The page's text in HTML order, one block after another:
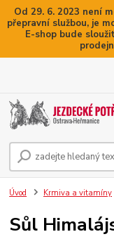
Od 29. 6. 2023 není
přepravní službou, je
E-shop bude
Úvod Krmiva a vitamíny
Sůl